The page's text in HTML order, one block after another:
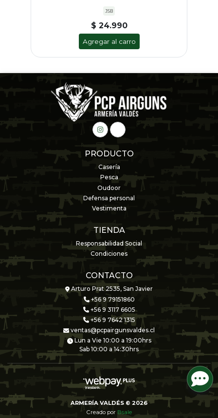
JSB
$ 24.990
Agregar al carro
PRODUCTO
Casería
Pesca
Oudoor
Defensa personal
Vestimenta
TIENDA
Responsabilidad Social
Condiciones
CONTACTO
Arturo Prat 2535, San Javier
+56 9 79151860
+56 9 3117 6605
+56 9 7642 1315
ventas@pcpairgunsvaldes.cl
Lun a Vie 10:00 a 19:00hrs
Sab 10:00 a 14:30hrs
ARMERÍA VALDÉS © 2026
Creado por Bsale